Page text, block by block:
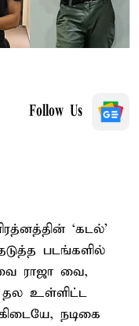
Follow Us
‘கடல்’
படங்களில்
ராஜா வை,
தல உள்ளிட்ட
நடிகை